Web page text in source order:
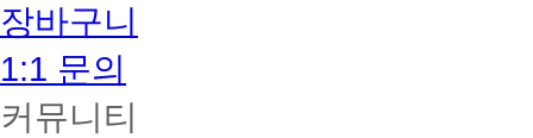
장바구니
1:1 문의
커뮤니티